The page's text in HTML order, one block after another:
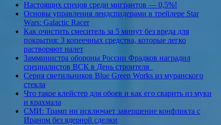
Настоящих спецов среди мигрантов — 0,5%!
Основы управления лендспидерами в трейлере Star
Wars: Galactic Racer
Как очистить смеситель за 5 минут без вреда для
покрытия: 3 копеечных средства, которые легко
растворяют налет
Замминистра обороны России Фрадков наградил
специалистов ВСК в День строителя
Серия светильников Blue Green Works из муранского
стекла
Что такое клейстер для обоев и как его сварить из муки
и крахмала
СМИ: Трамп ни исключает завершение конфликта с
Ираном без ядерной сделки